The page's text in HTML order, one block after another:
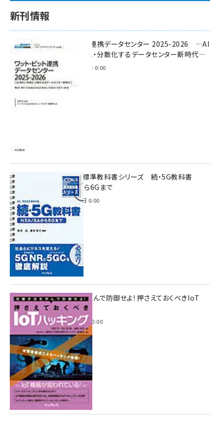
新刊情報
ワット・ビット連携データセンター 2025-2026 ―AI
時代に多様化・分散化するデータセンター新時代―
2025年11月28日 0:00
インプレス標準教科書シリーズ 続・5G教科書
NSA/SAから6Gまで
2023年4月3日 0:00
攻撃手法を学んで防御せよ! 押さえておくべきIoT
ハッキング
2022年6月14日 0:00